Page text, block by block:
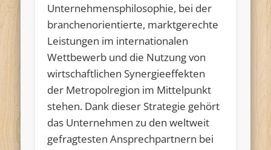
Unternehmensphilosophie, bei der
branchenorientierte, marktgerechte
Leistungen im internationalen
Wettbewerb und die Nutzung von
wirtschaftlichen Synergieeffekten
der Metropolregion im Mittelpunkt
stehen. Dank dieser Strategie gehört
das Unternehmen zu den weltweit
gefragtesten Ansprechpartnern bei